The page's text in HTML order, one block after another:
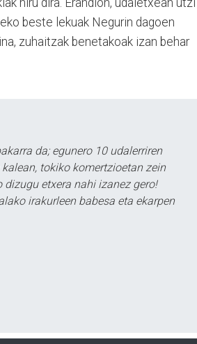
beste lekuak Negurin dagoen
zuhaitzak benetakoak izan behar
da; egunero 10 udalerriren
tokiko komertzioetan zein
etxera nahi izanez gero!
irakurleen babesa eta ekarpen